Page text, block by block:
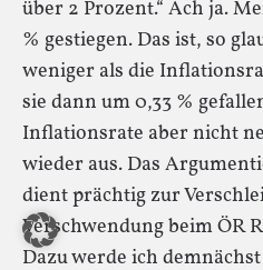
über 2 Prozent.“ Ach ja.
% gestiegen. Das ist, so
weniger als die
sie dann um 0,33 %
Inflationsrate aber nicht
wieder aus. Das
dient prächtig zur
Verschwendung beim ÖR
Dazu werde ich